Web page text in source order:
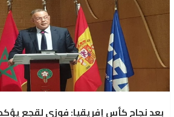
بعد نجاح كأس إفريقيا: فوزي لقجع